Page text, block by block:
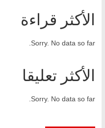
الأكثر قراءة
Sorry. No data so far.
الأكثر تعليقا
Sorry. No data so far.